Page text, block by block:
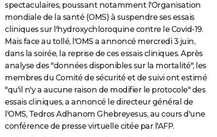
spectaculaires, poussant notamment l'Organisation
mondiale de la santé (OMS) à suspendre ses essais
cliniques sur l'hydroxychloroquine contre le Covid-19.
Mais face au tollé, l'OMS a annoncé mercredi 3 juin,
dans la soirée, la reprise de ces essais cliniques. Après
analyse des "données disponibles sur la mortalité", les
membres du Comité de sécurité et de suivi ont estimé
"qu'il n'y a aucune raison de modifier le protocole" des
essais cliniques, a annoncé le directeur général de
l'OMS, Tedros Adhanom Ghebreyesus, au cours d'une
conférence de presse virtuelle citée par l'AFP.